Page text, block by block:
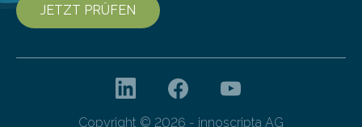
JETZT PRÜFEN
Copyright © 2026 - innoscripta AG